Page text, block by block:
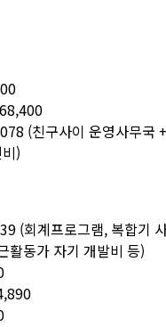
(친구사이 운영사무국
)
(회계프로그램, 복합기
활동가 자기 개발비 등)